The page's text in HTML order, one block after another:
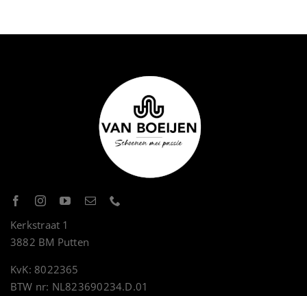
Kerkstraat 1
3882 BM Putten
KvK: 8022365
BTW nr: NL823690234.D.01